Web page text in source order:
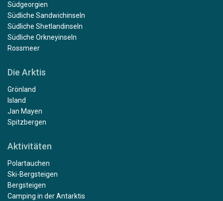
Südgeorgien
Südliche Sandwichinseln
Südliche Shetlandinseln
Südliche Orkneyinseln
Rossmeer
Die Arktis
Grönland
Island
Jan Mayen
Spitzbergen
Aktivitäten
Polartauchen
Ski-Bergsteigen
Bergsteigen
Camping in der Antarktis